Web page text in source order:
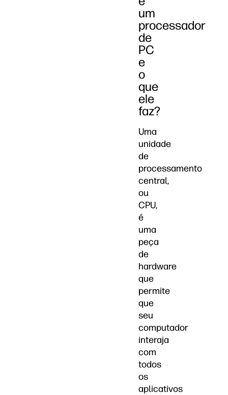
um
processador
de
PC
e
o
que
ele
faz?
Uma
unidade
de
processamento
central,
ou
CPU,
é
uma
peça
de
hardware
que
permite
que
seu
computador
interaja
com
todos
os
aplicativos